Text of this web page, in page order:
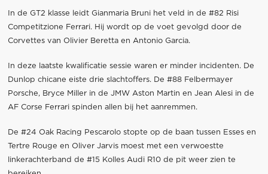
In de GT2 klasse leidt Gianmaria Bruni het veld in de #82 Risi
Competitzione Ferrari. Hij wordt op de voet gevolgd door de
Corvettes van Olivier Beretta en Antonio Garcia.
In deze laatste kwalificatie sessie waren er minder incidenten. De
Dunlop chicane eiste drie slachtoffers. De #88 Felbermayer
Porsche, Bryce Miller in de JMW Aston Martin en Jean Alesi in de
AF Corse Ferrari spinden allen bij het aanremmen.
De #24 Oak Racing Pescarolo stopte op de baan tussen Esses en
Tertre Rouge en Oliver Jarvis moest met een verwoestte
linkerachterband de #15 Kolles Audi R10 de pit weer zien te